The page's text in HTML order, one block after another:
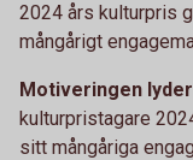
2024 års kulturpris
mångårigt
Motiveringen
kulturpristagare
sitt mångåriga